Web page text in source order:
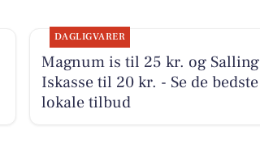
DAGLIGVARER
Magnum is til 25 kr. og Salling
Iskasse til 20 kr. - Se de bedste
lokale tilbud